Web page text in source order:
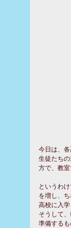
今日は、
生徒たち
方で、教
というわ
を増し、
高校に入
そうして
準備する